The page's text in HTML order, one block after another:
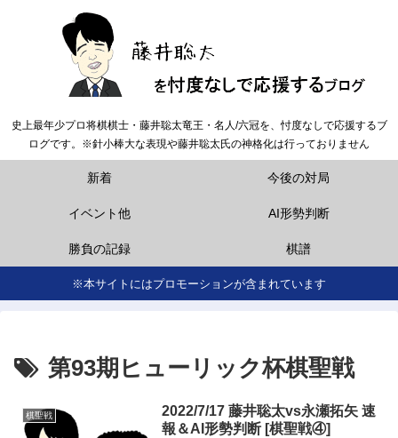
史上最年少プロ将棋棋士・藤井聡太竜王・名人/六冠を、忖度なしで応援するブ
ログです。※針小棒大な表現や藤井聡太氏の神格化は行っておりません
新着 今後の対局
イベント他 AI形勢判断
勝負の記録 棋譜
※本サイトにはプロモーションが含まれています
第93期ヒューリック杯棋聖戦
棋聖戦
2022/7/17 藤井聡太vs永瀬拓矢 速
報＆AI形勢判断 [棋聖戦④]